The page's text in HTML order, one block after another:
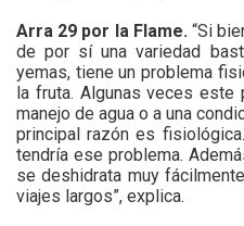
Arra 29 por la Flame.“Si
de por sí una variedad
yemas, tiene un problema
la fruta. Algunas veces
manejo de agua o a una
principal razón es
tendría ese problema.
se deshidrata muy
viajes largos”, explica.